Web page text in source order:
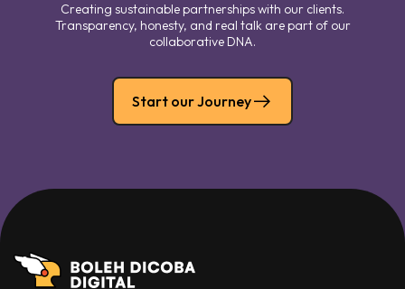
Creating sustainable partnerships with our clients.
Transparency, honesty, and real talk are part of our
collaborative DNA.
Start our Journey